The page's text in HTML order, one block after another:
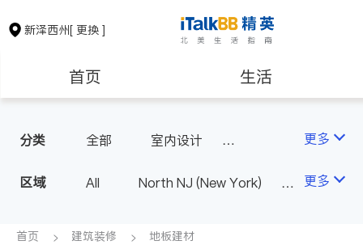
新泽西州[ 更换 ]
首页 生活
保险理财 房地产租售
银行贷款
分类 全部
室内设计
卫浴洁具
地板建材
更多
区域 All
North NJ (New York)
更多
首页 建筑装修 地板建材